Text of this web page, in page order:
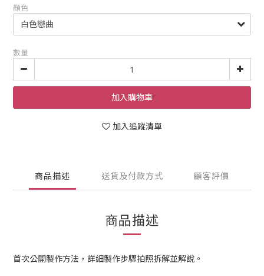
顏色
數量
加入購物車
加入追蹤清單
商品描述 送貨及付款方式 顧客評價
商品描述
首次公開製作方法，詳細製作步驟拍照拆解並解說。